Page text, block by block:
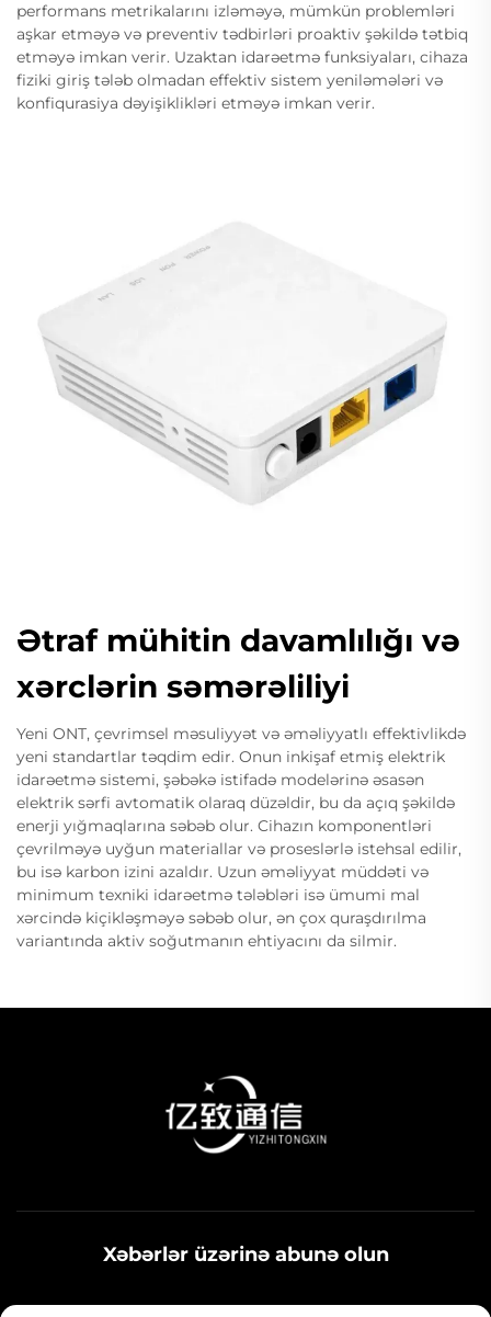
performans metrikalarını izləməyə, mümkün problemləri
aşkar etməyə və preventiv tədbirləri proaktiv şəkildə tətbiq
etməyə imkan verir. Uzaktan idarəetmə funksiyaları, cihaza
fiziki giriş tələb olmadan effektiv sistem yeniləmələri və
konfiqurasiya dəyişiklikləri etməyə imkan verir.
Ətraf mühitin davamlılığı və
xərclərin səmərəliliyi
Yeni ONT, çevrimsel məsuliyyət və əməliyyatlı effektivlikdə
yeni standartlar təqdim edir. Onun inkişaf etmiş elektrik
idarəetmə sistemi, şəbəkə istifadə modelərinə əsasən
elektrik sərfi avtomatik olaraq düzəldir, bu da açıq şəkildə
enerji yığmaqlarına səbəb olur. Cihazın komponentləri
çevrilməyə uyğun materiallar və proseslərlə istehsal edilir,
bu isə karbon izini azaldır. Uzun əməliyyat müddəti və
minimum texniki idarəetmə tələbləri isə ümumi mal
xərcində kiçikləşməyə səbəb olur, ən çox quraşdırılma
variantında aktiv soğutmanın ehtiyacını da silmir.
Xəbərlər üzərinə abunə olun